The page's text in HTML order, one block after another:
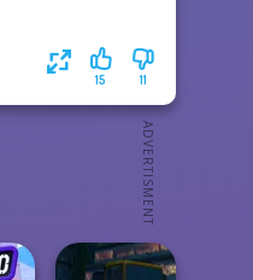
11
15